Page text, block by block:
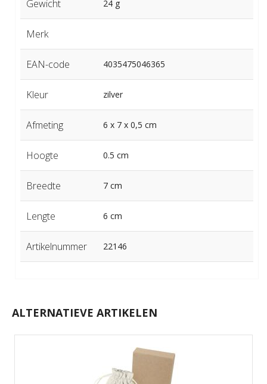
Gewicht 24 g
Merk
EAN-code 4035475046365
Kleur zilver
Afmeting 6 x 7 x 0,5 cm
Hoogte 0.5 cm
Breedte 7 cm
Lengte 6 cm
Artikelnummer 22146
ALTERNATIEVE ARTIKELEN